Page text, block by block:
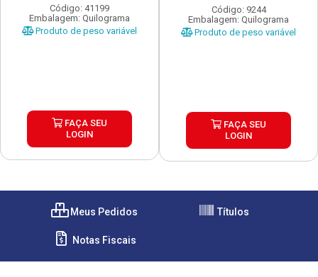
Código: 41199
Embalagem: Quilograma
Produto de peso variável
FAÇA SEU
LOGIN
Código: 9244
Embalagem: Quilograma
Produto de peso variável
FAÇA SEU
LOGIN
Meus Pedidos Títulos
Notas Fiscais